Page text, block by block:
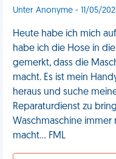
Unter Anonyme - 11/05/
Heute habe ich mich
habe ich die Hose in
gemerkt, dass die
macht. Es ist mein
heraus und suche
Reparaturdienst zu
Waschmaschine immer
macht... FML